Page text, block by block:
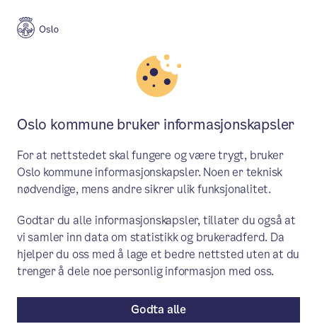
Oslo-budsjettet 2024: ​​5,5
milliarder til idrettsanlegg​
BYRÅD RAYMOND JOHANSEN: Da
rødgrønt byråd tiltrådte i 2015, lå Oslo
på jumboplass i investeringer i
idrettsanlegg.
/ Publisert: 27.09.2023
Oslo kommune bruker informasjonskapsler
For at nettstedet skal fungere og være trygt, bruker
Oslo kommune informasjonskapsler. Noen er teknisk
nødvendige, mens andre sikrer ulik funksjonalitet.
Godtar du alle informasjonskapsler, tillater du også at
vi samler inn data om statistikk og brukeradferd. Da
hjelper du oss med å lage et bedre nettsted uten at du
trenger å dele noe personlig informasjon med oss.
Godta alle